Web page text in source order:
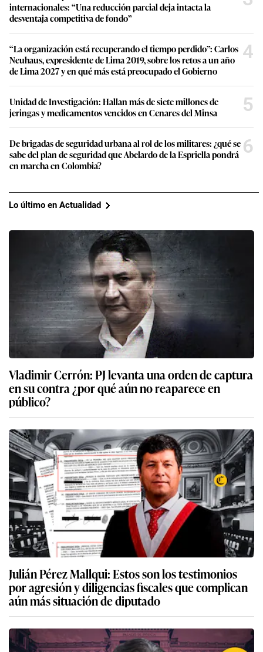
internacionales: “Una reducción parcial deja intacta la
desventaja competitiva de fondo”
“La organización está recuperando el tiempo perdido”: Carlos
Neuhaus, expresidente de Lima 2019, sobre los retos a un año
de Lima 2027 y en qué más está preocupado el Gobierno
4
Unidad de Investigación: Hallan más de siete millones de
jeringas y medicamentos vencidos en Cenares del Minsa
5
De brigadas de seguridad urbana al rol de los militares: ¿qué se
sabe del plan de seguridad que Abelardo de la Espriella pondrá
en marcha en Colombia?
6
Lo último en Actualidad
Vladimir Cerrón: PJ levanta una orden de captura
en su contra ¿por qué aún no reaparece en
público?
Julián Pérez Mallqui: Estos son los testimonios
por agresión y diligencias fiscales que complican
aún más situación de diputado